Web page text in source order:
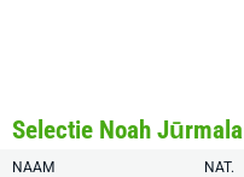
Selectie Noah Jūrmala
NAAM NAT.